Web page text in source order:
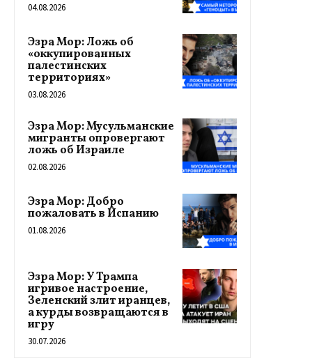
04.08.2026
Эзра Мор: Ложь об
«оккупированных
палестинских
территориях»
03.08.2026
Эзра Мор: Мусульманские
мигранты опровергают
ложь об Израиле
02.08.2026
Эзра Мор: Добро
пожаловать в Испанию
01.08.2026
Эзра Мор: У Трампа
игривое настроение,
Зеленский злит иранцев,
а курды возвращаются в
игру
30.07.2026